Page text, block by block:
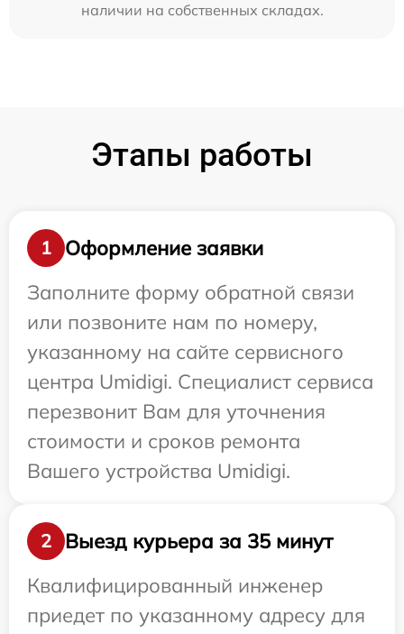
наличии на собственных складах.
Этапы работы
1
Оформление заявки
Заполните форму обратной связи
или позвоните нам по номеру,
указанному на сайте сервисного
центра Umidigi. Специалист сервиса
перезвонит Вам для уточнения
стоимости и сроков ремонта
Вашего устройства Umidigi.
2
Выезд курьера за 35 минут
Квалифицированный инженер
приедет по указанному адресу для